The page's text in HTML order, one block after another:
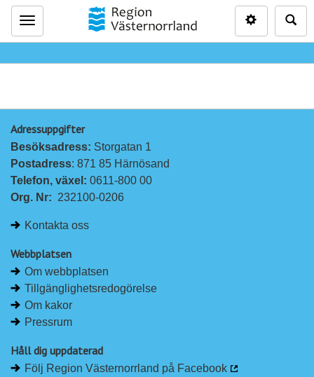
Meny
Adressuppgifter
Besöksadress: Storgatan 1
Postadress: 871 85 Härnösand
Telefon, växel: 0611-800 00
Org. Nr: 232100-0206
Kontakta oss
Webbplatsen
Om webbplatsen
Tillgänglighetsredogörelse
Om kakor
Pressrum
Håll dig uppdaterad
Följ Region Västernorrland på Facebook